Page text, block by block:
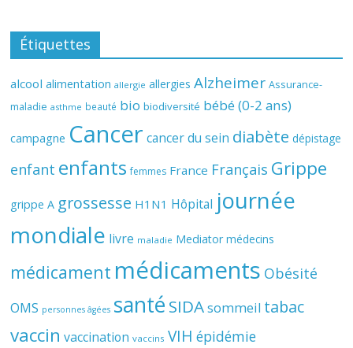
Étiquettes
alcool alimentation allergie allergies Alzheimer Assurance-
maladie asthme beauté bio biodiversité bébé (0-2 ans)
campagne Cancer cancer du sein diabète dépistage
enfant enfants femmes France Français Grippe
grippe A grossesse H1N1 Hôpital journée
mondiale livre maladie Mediator médecins
médicament médicaments Obésité
OMS personnes âgées santé SIDAsommeil tabac
vaccin vaccination vaccins VIH épidémie